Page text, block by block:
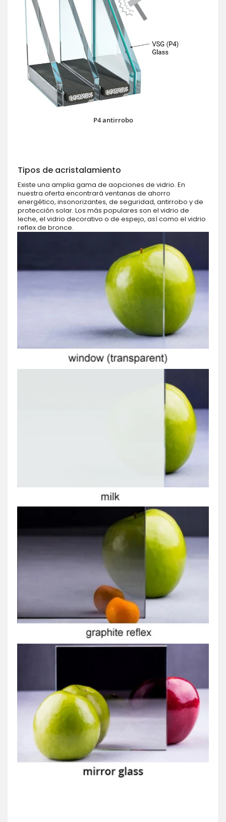
P4 antirrobo
Tipos de acristalamiento
Existe una amplia gama de aopciones de vidrio. En
nuestra oferta encontrará ventanas de ahorro
energético, insonorizantes, de seguridad, antirrobo y de
protección solar. Los más populares son el vidrio de
leche, el vidrio decorativo o de espejo, así como el vidrio
reflex de bronce.